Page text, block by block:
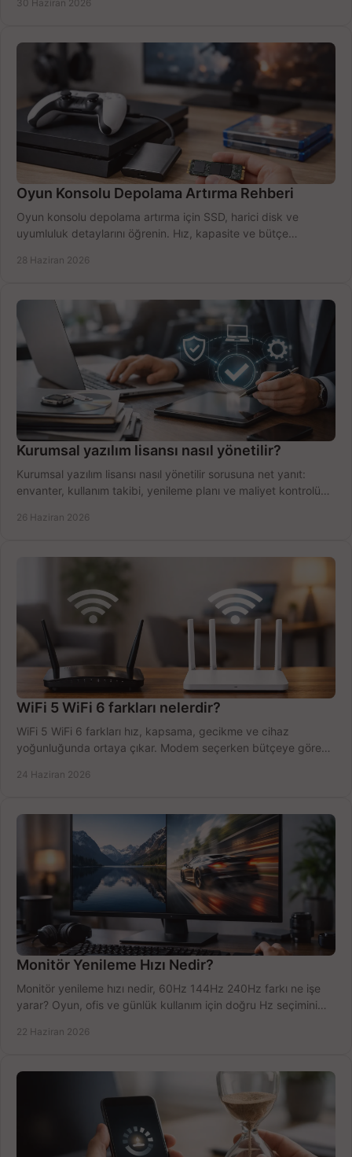
30 Haziran 2026
Oyun Konsolu Depolama Artırma Rehberi
Oyun konsolu depolama artırma için SSD, harici disk ve
uyumluluk detaylarını öğrenin. Hız, kapasite ve bütçe
28 Haziran 2026
Kurumsal yazılım lisansı nasıl yönetilir?
Kurumsal yazılım lisansı nasıl yönetilir sorusuna net yanıt:
envanter, kullanım takibi, yenileme planı ve maliyet kontrolü
26 Haziran 2026
WiFi 5 WiFi 6 farkları nelerdir?
WiFi 5 WiFi 6 farkları hız, kapsama, gecikme ve cihaz
yoğunluğunda ortaya çıkar. Modem seçerken bütçeye göre
24 Haziran 2026
Monitör Yenileme Hızı Nedir?
Monitör yenileme hızı nedir, 60Hz 144Hz 240Hz farkı ne işe
yarar? Oyun, ofis ve günlük kullanım için doğru Hz seçimini
22 Haziran 2026